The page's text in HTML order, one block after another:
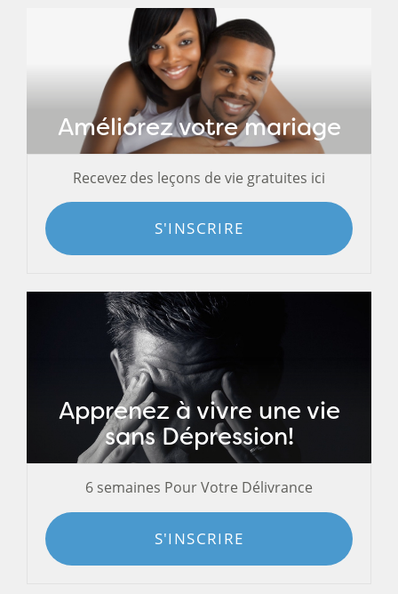
Améliorez votre mariage
Recevez des leçons de vie gratuites ici
S'INSCRIRE
Apprenez à vivre une vie
sans Dépression!
6 semaines Pour Votre Délivrance
S'INSCRIRE